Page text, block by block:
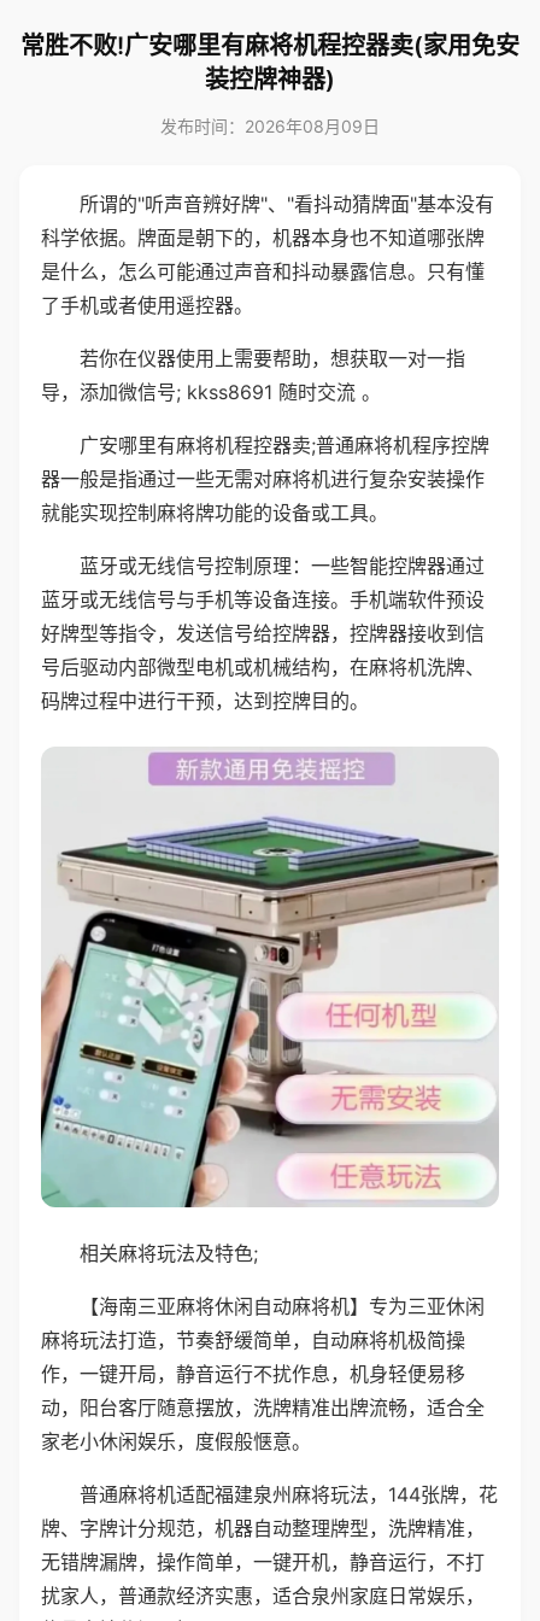
常胜不败!广安哪里有麻将机程控器卖(家用免安
装控牌神器)
发布时间：2026年08月09日
所谓的"听声音辨好牌"、"看抖动猜牌面"基本没有
科学依据。牌面是朝下的，机器本身也不知道哪张牌
是什么，怎么可能通过声音和抖动暴露信息。只有懂
了手机或者使用遥控器。
若你在仪器使用上需要帮助，想获取一对一指
导，添加微信号; kkss8691 随时交流 。
广安哪里有麻将机程控器卖;普通麻将机程序控牌
器一般是指通过一些无需对麻将机进行复杂安装操作
就能实现控制麻将牌功能的设备或工具。
蓝牙或无线信号控制原理：一些智能控牌器通过
蓝牙或无线信号与手机等设备连接。手机端软件预设
好牌型等指令，发送信号给控牌器，控牌器接收到信
号后驱动内部微型电机或机械结构，在麻将机洗牌、
码牌过程中进行干预，达到控牌目的。
相关麻将玩法及特色;
【海南三亚麻将休闲自动麻将机】专为三亚休闲
麻将玩法打造，节奏舒缓简单，自动麻将机极简操
作，一键开局，静音运行不扰作息，机身轻便易移
动，阳台客厅随意摆放，洗牌精准出牌流畅，适合全
家老小休闲娱乐，度假般惬意。
普通麻将机适配福建泉州麻将玩法，144张牌，花
牌、字牌计分规范，机器自动整理牌型，洗牌精准，
无错牌漏牌，操作简单，一键开机，静音运行，不打
扰家人，普通款经济实惠，适合泉州家庭日常娱乐，